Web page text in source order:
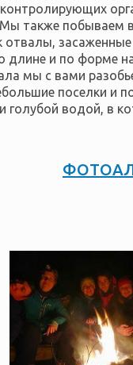
также побываем
отвалы,
длине и по форме
мы с вами
поселки и
голубой водой, в